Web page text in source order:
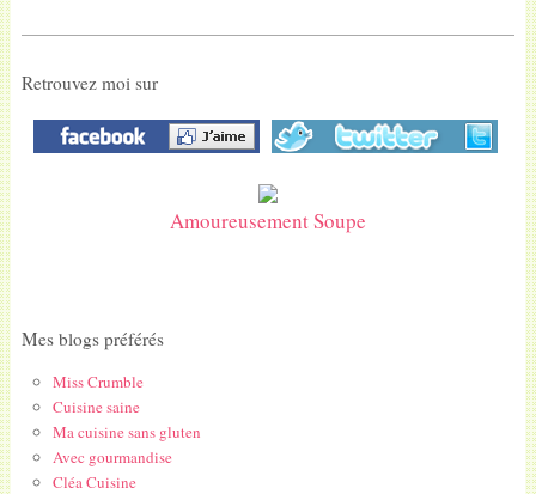
Retrouvez moi sur
Amoureusement Soupe
Mes blogs préférés
Miss Crumble
Cuisine saine
Ma cuisine sans gluten
Avec gourmandise
Cléa Cuisine